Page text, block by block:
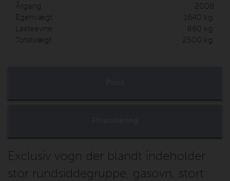
Årgang
2008
Egenvægt
1640 kg.
Lasteevne
860 kg.
Totalvægt
2500 kg.
Exclusiv vogn der blandt indeholder
stor rundsiddegruppe, gasovn, stort